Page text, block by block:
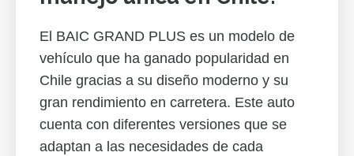
El BAIC GRAND PLUS es un modelo de
vehículo que ha ganado popularidad en
Chile gracias a su diseño moderno y su
gran rendimiento en carretera. Este auto
cuenta con diferentes versiones que se
adaptan a las necesidades de cada